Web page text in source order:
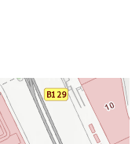
Fenster)